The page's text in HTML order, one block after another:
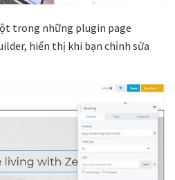
trong những plugin page
hiển thị khi bạn chỉnh sửa